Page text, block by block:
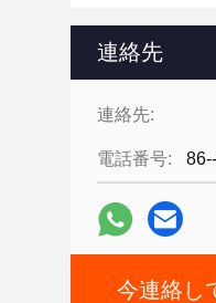
連絡先
連絡先:
電話番号:
今連絡し